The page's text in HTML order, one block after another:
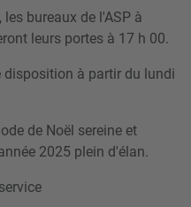
bureaux de l'ASP à
leurs portes à 17 h 00.
disposition à partir du lundi
de Noël sereine et
2025 plein d'élan.